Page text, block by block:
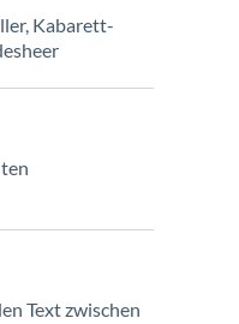
Kabarett-
Text zwischen